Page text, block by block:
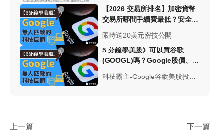
售商，2020疫情的發展，它在廣
告的增長速度是大於電子商務！
本篇文章將帶大家看Amazon公司
介紹與Amazon美股走勢！
【2026 交易所排名】加密貨幣
交易所哪間手續費最低？安全性
限時送20美元密技公開
5 分鐘學美股》可以買谷歌
(GOOGL)嗎？Google股價、配
科技霸主-Google谷歌美股投資
上一篇
下一篇